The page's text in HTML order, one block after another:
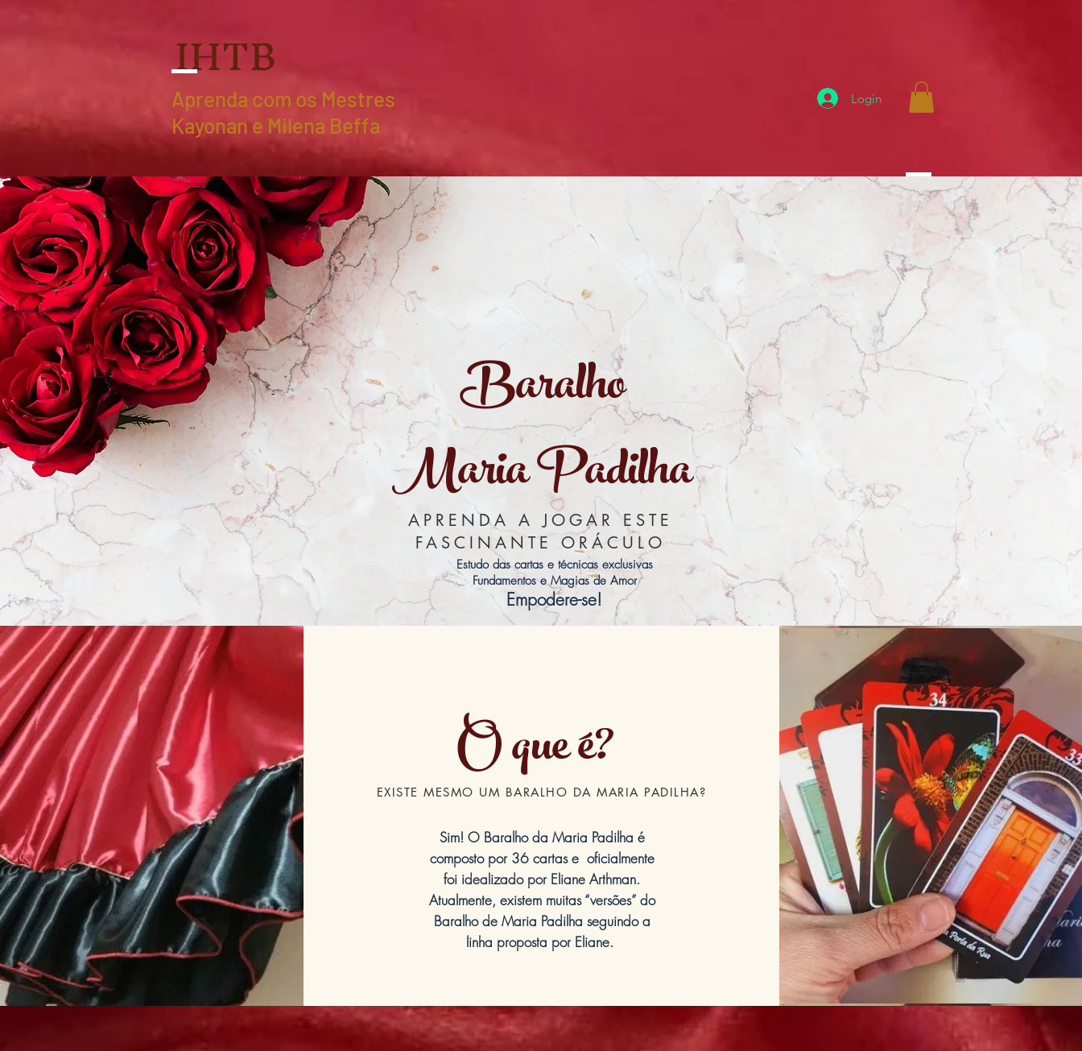
IHTB
Aprenda com os Mestres
Kayonan e Milena Beffa
Login
Baralho
Maria Padilha
APRENDA A JOGAR ESTE
FASCINANTE ORÁCULO
Estudo das cartas e técnicas exclusivas
Fundamentos e Magias de Amor
Empodere-se!
O que é?
EXISTE MESMO UM BARALHO DA MARIA PADILHA?
Sim! O Baralho da Maria Padilha é
composto por 36 cartas e oficialmente
foi idealizado por Eliane Arthman.
Atualmente, existem muitas “versões” do
Baralho de Maria Padilha seguindo a
linha proposta por Eliane.